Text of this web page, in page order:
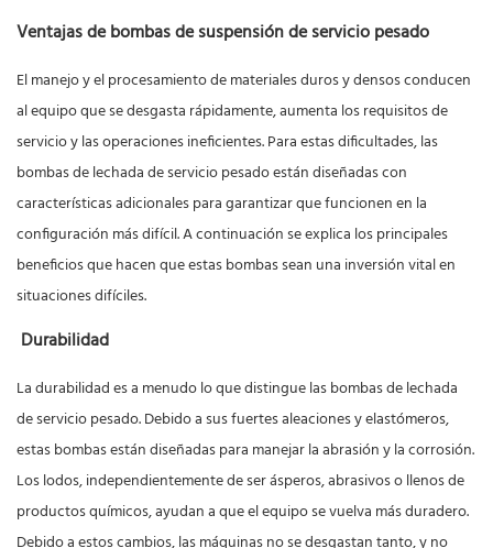
Ventajas de bombas de suspensión de servicio pesado
El manejo y el procesamiento de materiales duros y densos conducen
al equipo que se desgasta rápidamente, aumenta los requisitos de
servicio y las operaciones ineficientes. Para estas dificultades, las
bombas de lechada de servicio pesado están diseñadas con
características adicionales para garantizar que funcionen en la
configuración más difícil. A continuación se explica los principales
beneficios que hacen que estas bombas sean una inversión vital en
situaciones difíciles.
Durabilidad
La durabilidad es a menudo lo que distingue las bombas de lechada
de servicio pesado. Debido a sus fuertes aleaciones y elastómeros,
estas bombas están diseñadas para manejar la abrasión y la corrosión.
Los lodos, independientemente de ser ásperos, abrasivos o llenos de
productos químicos, ayudan a que el equipo se vuelva más duradero.
Debido a estos cambios, las máquinas no se desgastan tanto, y no